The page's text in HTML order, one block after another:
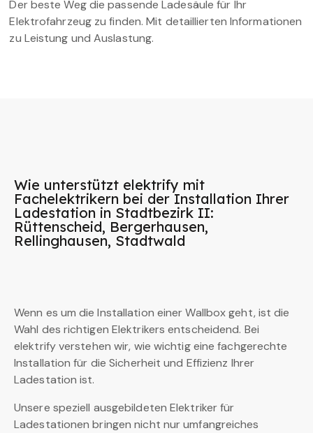
Der beste Weg die passende Ladesäule für Ihr
Elektrofahrzeug zu finden. Mit detaillierten Informationen
zu Leistung und Auslastung.
Wie unterstützt elektrify mit
Fachelektrikern bei der Installation Ihrer
Ladestation in Stadtbezirk II:
Rüttenscheid, Bergerhausen,
Rellinghausen, Stadtwald
Wenn es um die Installation einer Wallbox geht, ist die
Wahl des richtigen Elektrikers entscheidend. Bei
elektrify verstehen wir, wie wichtig eine fachgerechte
Installation für die Sicherheit und Effizienz Ihrer
Ladestation ist.
Unsere speziell ausgebildeten Elektriker für
Ladestationen bringen nicht nur umfangreiches